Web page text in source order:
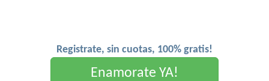
Registrate, sin cuotas, 100% gratis!
Enamorate YA!